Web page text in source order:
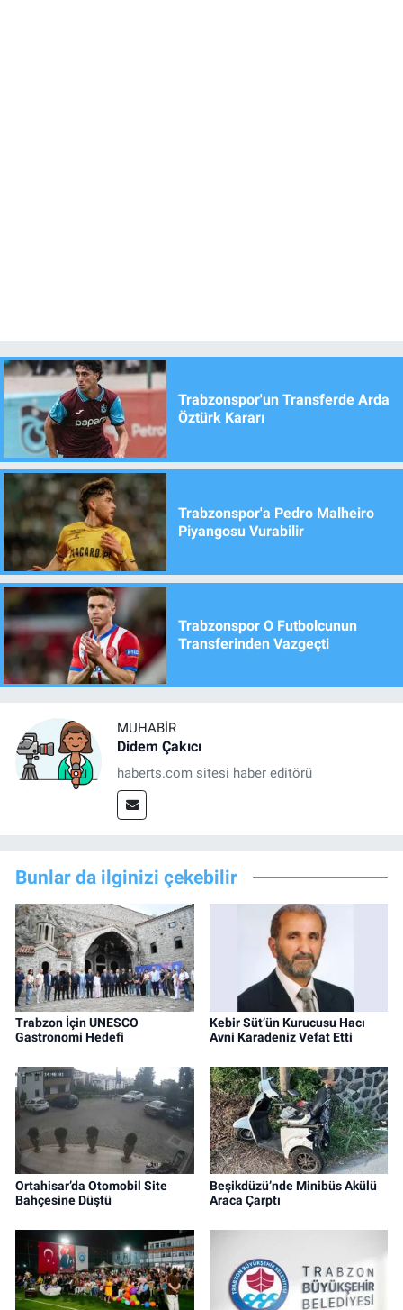
Trabzonspor'un Transferde Arda
Öztürk Kararı
Trabzonspor'a Pedro Malheiro
Piyangosu Vurabilir
Trabzonspor O Futbolcunun
Transferinden Vazgeçti
MUHABIR
Didem Çakıcı
haberts.com sitesi haber editörü
Bunlar da ilginizi çekebilir
Trabzon İçin UNESCO
Gastronomi Hedefi
Kebir Süt’ün Kurucusu Hacı
Avni Karadeniz Vefat Etti
Ortahisar’da Otomobil Site
Bahçesine Düştü
Beşikdüzü’nde Minibüs Akülü
Araca Çarptı